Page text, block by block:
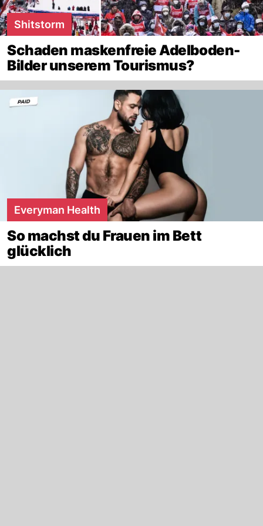
Shitstorm
Schaden maskenfreie Adelboden-
Bilder unserem Tourismus?
Everyman Health
So machst du Frauen im Bett
glücklich